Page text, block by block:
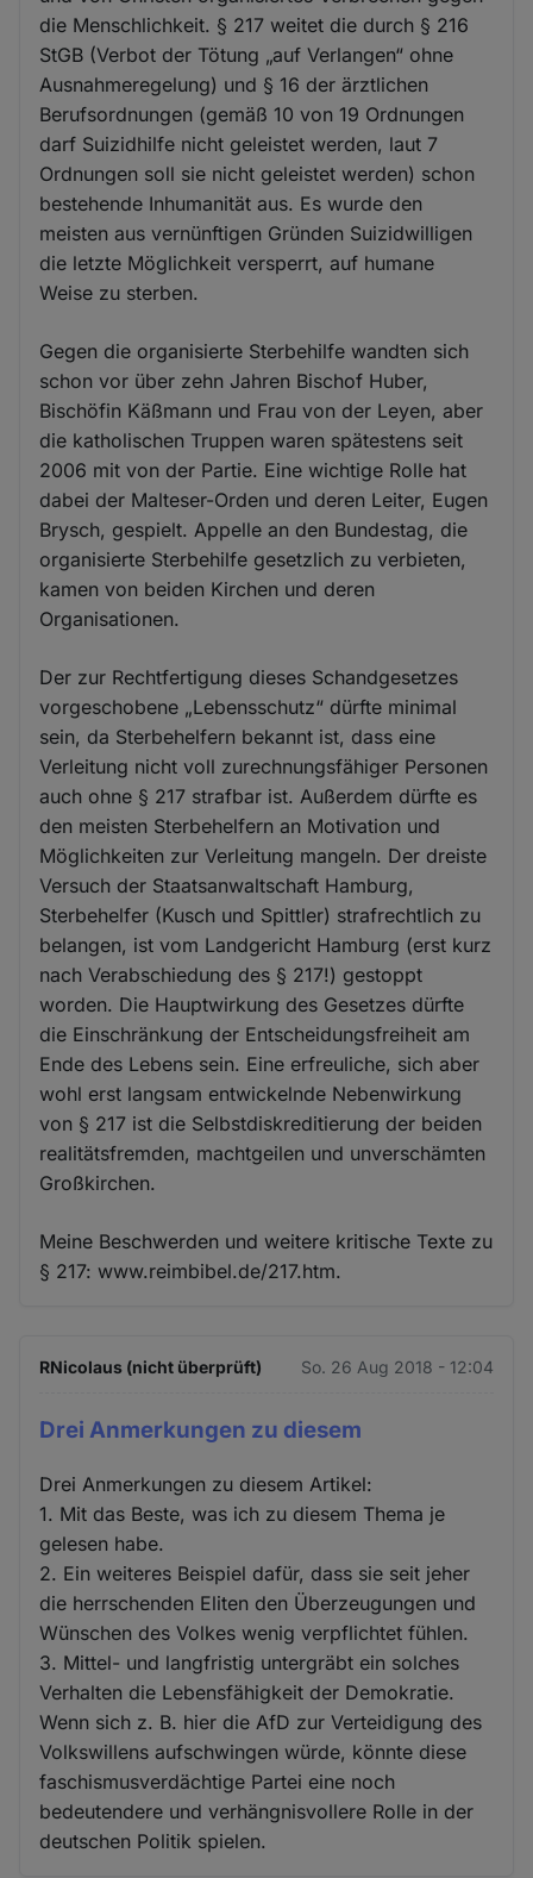
die Menschlichkeit. § 217 weitet die durch § 216
StGB (Verbot der Tötung „auf Verlangen“ ohne
Ausnahmeregelung) und § 16 der ärztlichen
Berufsordnungen (gemäß 10 von 19 Ordnungen
darf Suizidhilfe nicht geleistet werden, laut 7
Ordnungen soll sie nicht geleistet werden) schon
bestehende Inhumanität aus. Es wurde den
meisten aus vernünftigen Gründen Suizidwilligen
die letzte Möglichkeit versperrt, auf humane
Weise zu sterben.
Gegen die organisierte Sterbehilfe wandten sich
schon vor über zehn Jahren Bischof Huber,
Bischöfin Käßmann und Frau von der Leyen, aber
die katholischen Truppen waren spätestens seit
2006 mit von der Partie. Eine wichtige Rolle hat
dabei der Malteser-Orden und deren Leiter, Eugen
Brysch, gespielt. Appelle an den Bundestag, die
organisierte Sterbehilfe gesetzlich zu verbieten,
kamen von beiden Kirchen und deren
Organisationen.
Der zur Rechtfertigung dieses Schandgesetzes
vorgeschobene „Lebensschutz“ dürfte minimal
sein, da Sterbehelfern bekannt ist, dass eine
Verleitung nicht voll zurechnungsfähiger Personen
auch ohne § 217 strafbar ist. Außerdem dürfte es
den meisten Sterbehelfern an Motivation und
Möglichkeiten zur Verleitung mangeln. Der dreiste
Versuch der Staatsanwaltschaft Hamburg,
Sterbehelfer (Kusch und Spittler) strafrechtlich zu
belangen, ist vom Landgericht Hamburg (erst kurz
nach Verabschiedung des § 217!) gestoppt
worden. Die Hauptwirkung des Gesetzes dürfte
die Einschränkung der Entscheidungsfreiheit am
Ende des Lebens sein. Eine erfreuliche, sich aber
wohl erst langsam entwickelnde Nebenwirkung
von § 217 ist die Selbstdiskreditierung der beiden
realitätsfremden, machtgeilen und unverschämten
Großkirchen.
Meine Beschwerden und weitere kritische Texte zu
§ 217: www.reimbibel.de/217.htm.
RNicolaus (nicht überprüft) So. 26 Aug 2018 - 12:04
Drei Anmerkungen zu diesem
Drei Anmerkungen zu diesem Artikel:
1. Mit das Beste, was ich zu diesem Thema je
gelesen habe.
2. Ein weiteres Beispiel dafür, dass sie seit jeher
die herrschenden Eliten den Überzeugungen und
Wünschen des Volkes wenig verpflichtet fühlen.
3. Mittel- und langfristig untergräbt ein solches
Verhalten die Lebensfähigkeit der Demokratie.
Wenn sich z. B. hier die AfD zur Verteidigung des
Volkswillens aufschwingen würde, könnte diese
faschismusverdächtige Partei eine noch
bedeutendere und verhängnisvollere Rolle in der
deutschen Politik spielen.